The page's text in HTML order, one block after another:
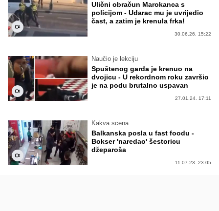
Ulični obračun Marokanca s
policijom - Udarac mu je uvrijedio
čast, a zatim je krenula frka!
30.06.26. 15:22
Naučio je lekciju
Spuštenog garda je krenuo na
dvojicu - U rekordnom roku završio
je na podu brutalno uspavan
27.01.24. 17:11
Kakva scena
Balkanska posla u fast foodu -
Bokser 'naredao' šestoricu
džeparoša
11.07.23. 23:05